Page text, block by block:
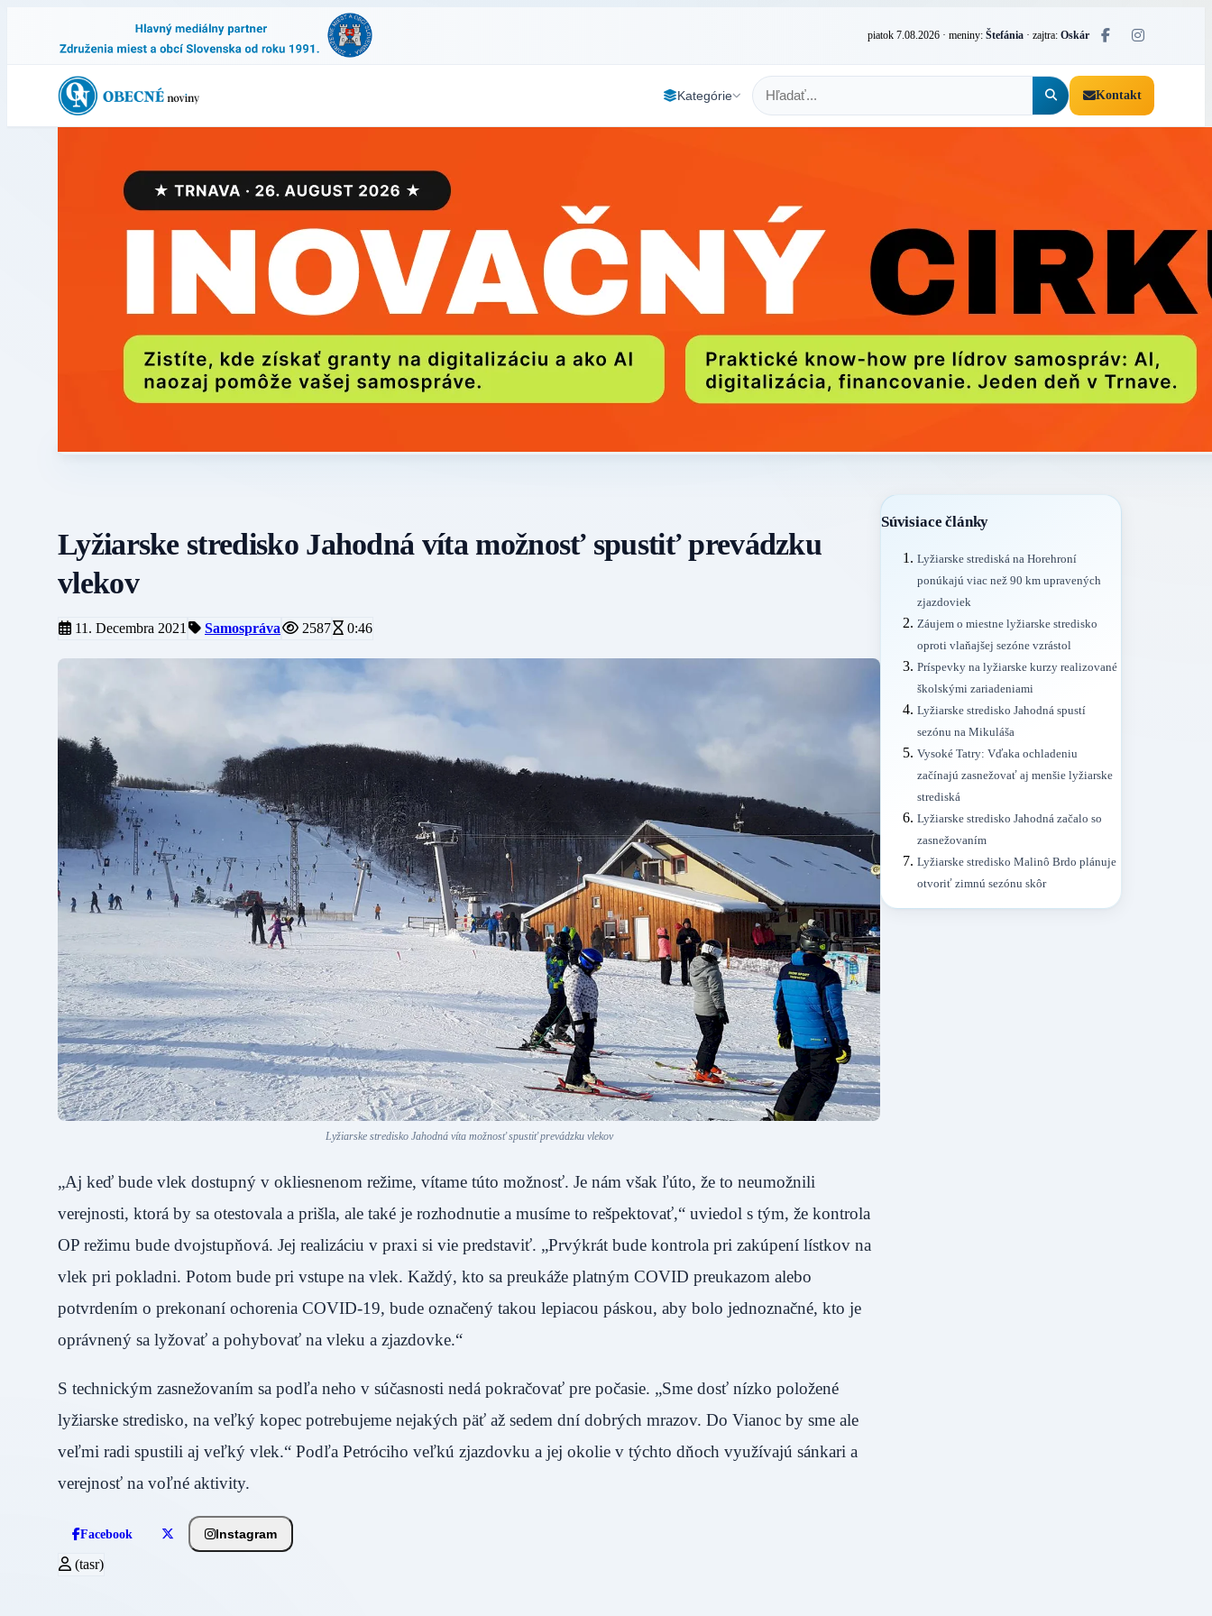
piatok 7.08.2026 · meniny: Štefánia · zajtra: Oskár
Kategórie Kontakt
Lyžiarske stredisko Jahodná víta možnosť spustiť prevádzku
vlekov
11. Decembra 2021 Samospráva 2587 0:46
Lyžiarske stredisko Jahodná víta možnosť spustiť prevádzku vlekov
„Aj keď bude vlek dostupný v okliesnenom režime, vítame túto možnosť. Je nám však ľúto, že to neumožnili
verejnosti, ktorá by sa otestovala a prišla, ale také je rozhodnutie a musíme to rešpektovať,“ uviedol s tým, že kontrola
OP režimu bude dvojstupňová. Jej realizáciu v praxi si vie predstaviť. „Prvýkrát bude kontrola pri zakúpení lístkov na
vlek pri pokladni. Potom bude pri vstupe na vlek. Každý, kto sa preukáže platným COVID preukazom alebo
potvrdením o prekonaní ochorenia COVID-19, bude označený takou lepiacou páskou, aby bolo jednoznačné, kto je
oprávnený sa lyžovať a pohybovať na vleku a zjazdovke.“
S technickým zasnežovaním sa podľa neho v súčasnosti nedá pokračovať pre počasie. „Sme dosť nízko položené
lyžiarske stredisko, na veľký kopec potrebujeme nejakých päť až sedem dní dobrých mrazov. Do Vianoc by sme ale
veľmi radi spustili aj veľký vlek.“ Podľa Petróciho veľkú zjazdovku a jej okolie v týchto dňoch využívajú sánkari a
verejnosť na voľné aktivity.
Facebook Instagram
(tasr)
Súvisiace články
Lyžiarske strediská na Horehroní
ponúkajú viac než 90 km upravených
zjazdoviek
Záujem o miestne lyžiarske stredisko
oproti vlaňajšej sezóne vzrástol
Príspevky na lyžiarske kurzy realizované
školskými zariadeniami
Lyžiarske stredisko Jahodná spustí
sezónu na Mikuláša
Vysoké Tatry: Vďaka ochladeniu
začínajú zasnežovať aj menšie lyžiarske
strediská
Lyžiarske stredisko Jahodná začalo so
zasnežovaním
Lyžiarske stredisko Malinô Brdo plánuje
otvoriť zimnú sezónu skôr